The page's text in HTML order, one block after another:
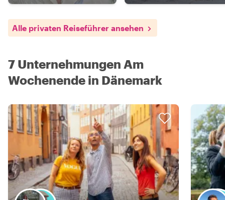
Alle privaten Reiseführer ansehen
7 Unternehmungen Am
Wochenende in Dänemark